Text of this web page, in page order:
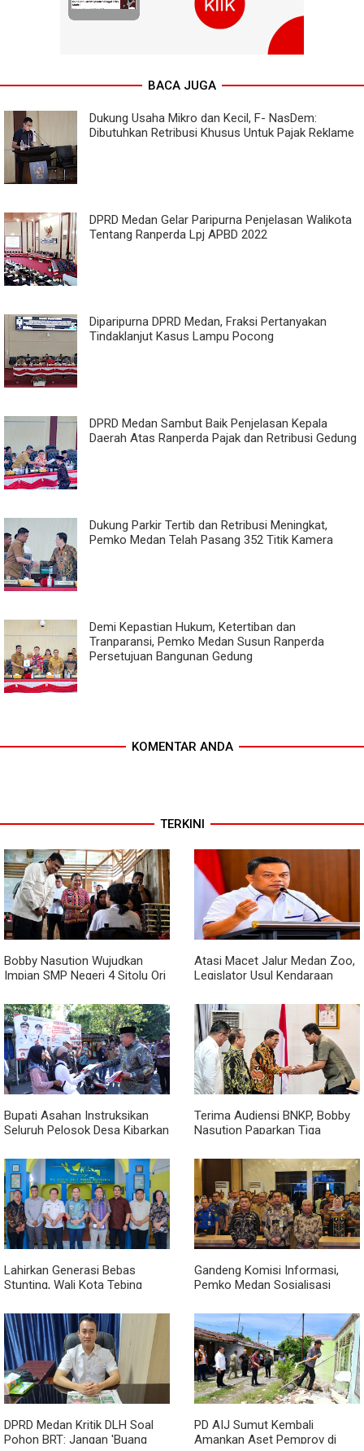
BACA JUGA
Dukung Usaha Mikro dan Kecil, F- NasDem:
Dibutuhkan Retribusi Khusus Untuk Pajak Reklame
DPRD Medan Gelar Paripurna Penjelasan Walikota
Tentang Ranperda Lpj APBD 2022
Diparipurna DPRD Medan, Fraksi Pertanyakan
Tindaklanjut Kasus Lampu Pocong
DPRD Medan Sambut Baik Penjelasan Kepala
Daerah Atas Ranperda Pajak dan Retribusi Gedung
Dukung Parkir Tertib dan Retribusi Meningkat,
Pemko Medan Telah Pasang 352 Titik Kamera
Demi Kepastian Hukum, Ketertiban dan
Tranparansi, Pemko Medan Susun Ranperda
Persetujuan Bangunan Gedung
KOMENTAR ANDA
TERKINI
Bobby Nasution Wujudkan
Impian SMP Negeri 4 Sitolu Ori
Atasi Macet Jalur Medan Zoo,
Legislator Usul Kendaraan
Royal Sumatera
Bupati Asahan Instruksikan
Seluruh Pelosok Desa Kibarkan
Terima Audiensi BNKP, Bobby
Nasution Paparkan Tiga
Kepulauan Nias
Lahirkan Generasi Bebas
Stunting, Wali Kota Tebing
SP3 Catin
Gandeng Komisi Informasi,
Pemko Medan Sosialisasi
DPRD Medan Kritik DLH Soal
Pohon BRT: Jangan 'Buang
PD AIJ Sumut Kembali
Amankan Aset Pemprov di